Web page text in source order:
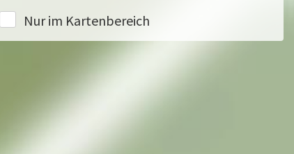
Nur im Kartenbereich